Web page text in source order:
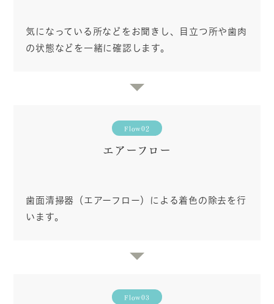
気になっている所などをお聞きし、目立つ所や歯肉
の状態などを一緒に確認します。
Flow02
エアーフロー
歯面清掃器（エアーフロー）による着色の除去を行
います。
Flow03